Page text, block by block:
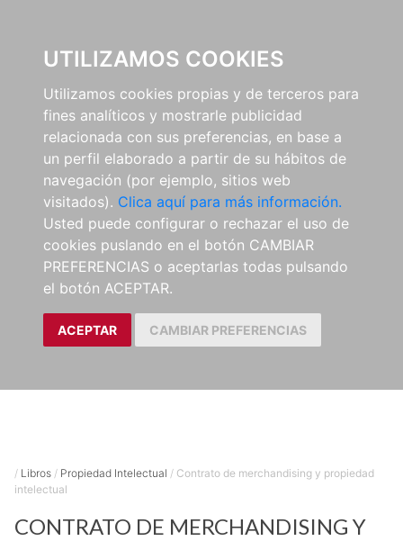
UTILIZAMOS COOKIES
Utilizamos cookies propias y de terceros para
fines analíticos y mostrarle publicidad
relacionada con sus preferencias, en base a
un perfil elaborado a partir de su hábitos de
navegación (por ejemplo, sitios web
visitados). Clica aquí para más información.
Usted puede configurar o rechazar el uso de
cookies puslando en el botón CAMBIAR
PREFERENCIAS o aceptarlas todas pulsando
el botón ACEPTAR.
ACEPTAR CAMBIAR PREFERENCIAS
/ Libros / Propiedad Intelectual / Contrato de merchandising y propiedad
intelectual
CONTRATO DE MERCHANDISING Y